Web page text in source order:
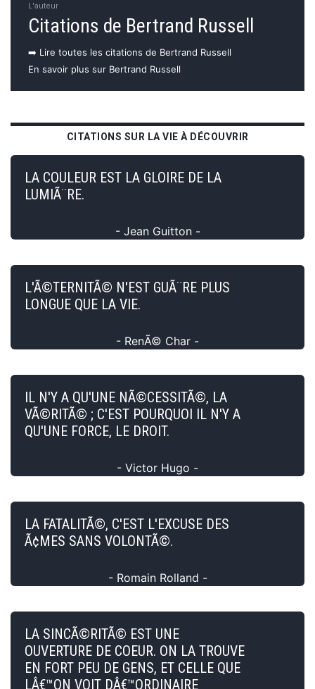
L'auteur
Citations de Bertrand Russell
➡️ Lire toutes les citations de Bertrand Russell
En savoir plus sur Bertrand Russell
CITATIONS SUR LA VIE À DÉCOUVRIR
LA COULEUR EST LA GLOIRE DE LA
LUMIÃ¨RE.
- Jean Guitton -
L'Ã©TERNITÃ© N'EST GUÃ¨RE PLUS
LONGUE QUE LA VIE.
- RenÃ© Char -
IL N'Y A QU'UNE NÃ©CESSITÃ©, LA
VÃ©RITÃ© ; C'EST POURQUOI IL N'Y A
QU'UNE FORCE, LE DROIT.
- Victor Hugo -
LA FATALITÃ©, C'EST L'EXCUSE DES
Ã¢MES SANS VOLONTÃ©.
- Romain Rolland -
LA SINCÃ©RITÃ© EST UNE
OUVERTURE DE COEUR. ON LA TROUVE
EN FORT PEU DE GENS, ET CELLE QUE
LÂ€™ON VOIT DÂ€™ORDINAIRE